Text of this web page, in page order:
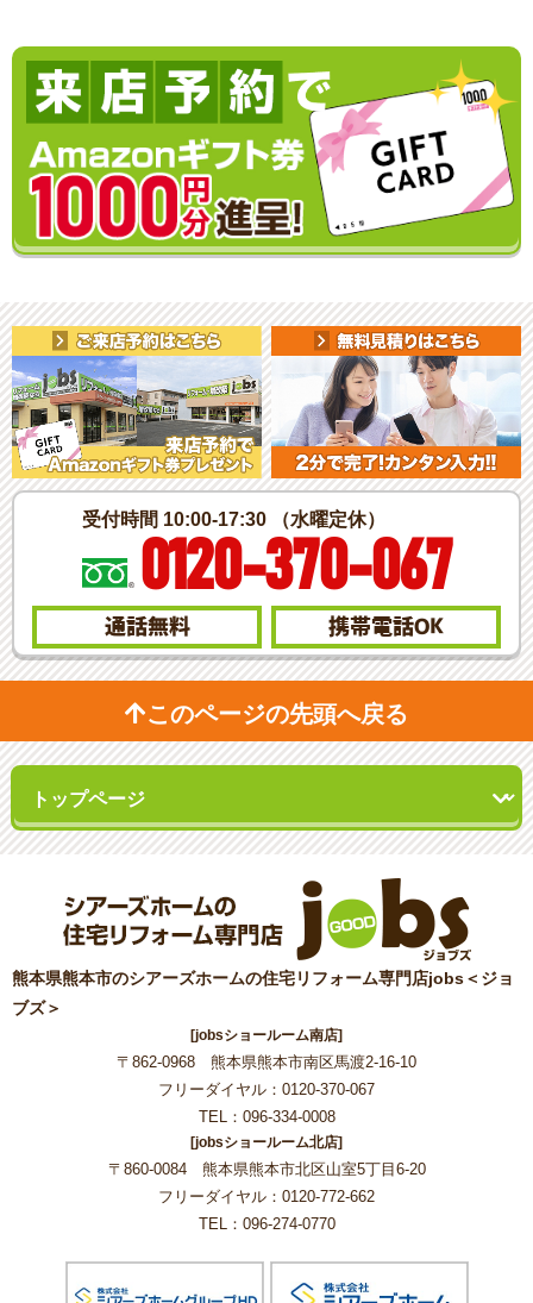
受付時間 10:00-17:30 （水曜定休）
0120-370-067
通話無料 携帯電話OK
このページの先頭へ戻る
熊本県熊本市のシアーズホームの住宅リフォーム専門店jobs＜ジョ
ブズ＞
[jobsショールーム南店]
〒862-0968 熊本県熊本市南区馬渡2-16-10
フリーダイヤル：0120-370-067
TEL：096-334-0008
[jobsショールーム北店]
〒860-0084 熊本県熊本市北区山室5丁目6-20
フリーダイヤル：0120-772-662
TEL：096-274-0770